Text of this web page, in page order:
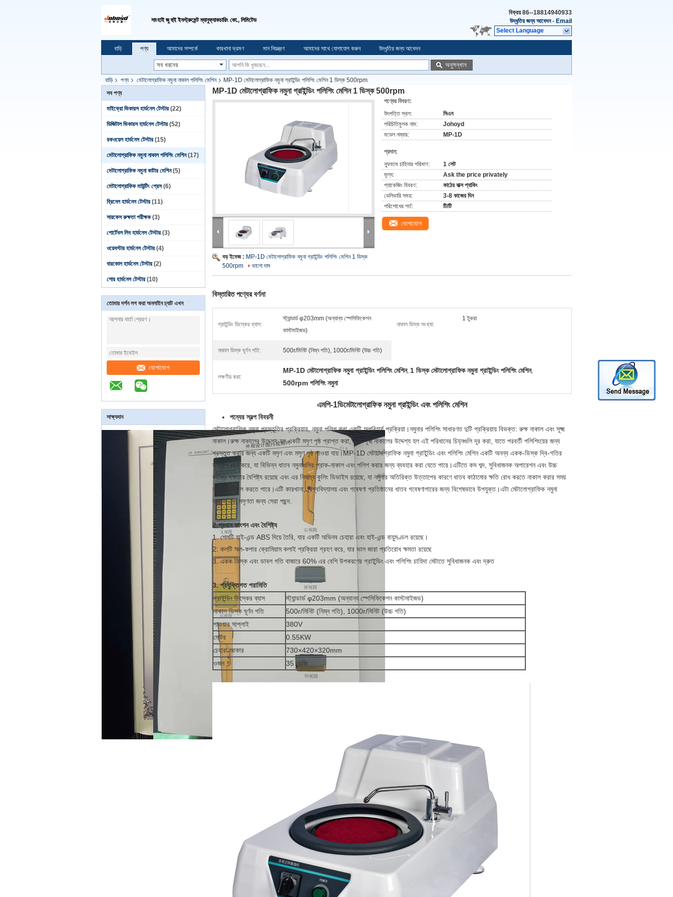
সাংহাই জু হুই ইনস্ট্রুমেন্ট ম্যানুফ্যাকচারিং কো., লিমিটেড
বিক্রয়86--18814940933
উদ্ধৃতির জন্য আবেদন- Email
Select Language
বাড়ি পণ্য আমাদের সম্পর্কে কারখানা ভ্রমণ মান নিয়ন্ত্রণ আমাদের সাথে যোগাযোগ করুন উদ্ধৃতির জন্য আবেদন
অনুসন্ধান
বাড়ি পণ্য মেটালোগ্রাফিক নমুনা নাকাল পলিশিং মেশিন
MP-1D মেটালোগ্রাফিক নমুনা গ্রাইন্ডিং পলিশিং মেশিন 1 ডিস্ক 500rpm
সব পণ্য
মাইক্রো ভিকারস হার্ডনেস টেস্টার (22)
ডিজিটাল ভিকারস হার্ডনেস টেস্টার (52)
রকওয়েল হার্ডনেস টেস্টার (15)
মেটালোগ্রাফিক নমুনা নাকাল পলিশিং মেশিন (17)
মেটালোগ্রাফিক নমুনা কাটার মেশিন (5)
মেটালোগ্রাফিক মাউন্টিং প্রেস (6)
ব্রিনেল হার্ডনেস টেস্টার (11)
সারফেস রুক্ষতা পরীক্ষক (3)
পোর্টেবল লিব হার্ডনেস টেস্টার (3)
ওয়েবস্টার হার্ডনেস টেস্টার (4)
বারকোল হার্ডনেস টেস্টার (2)
শোর হার্ডনেস টেস্টার (10)
তোমার দর্শন লগ করা অনলাইন চ্যাট এখন
যোগাযোগ
সাক্ষ্যদান
MP-1D মেটালোগ্রাফিক নমুনা গ্রাইন্ডিং পলিশিং মেশিন 1 ডিস্ক 500rpm
বড় ইমেজ : MP-1D মেটালোগ্রাফিক নমুনা গ্রাইন্ডিং পলিশিং মেশিন 1 ডিস্ক
500rpm
ভালো দাম
পণ্যের বিবরণ:
উৎপত্তি স্থল:
সিএন
পরিচিতিমুলক নাম:
Johoyd
মডেল নম্বার:
MP-1D
প্রদান:
ন্যূনতম চাহিদার পরিমাণ:
1 সেট
মূল্য:
Ask the price privately
প্যাকেজিং বিবরণ:
কাঠের বাক্স প্যাকিং
ডেলিভারি সময়:
3-8 কাজের দিন
পরিশোধের শর্ত:
টি/টি
যোগাযোগ
বিস্তারিত পণ্যের বর্ণনা
গ্রাইন্ডিং ডিস্কের ব্যাস:
স্ট্যান্ডার্ড φ203mm (অন্যান্য স্পেসিফিকেশন
কাস্টমাইজড)
নাকাল ডিস্ক সংখ্যা:
1 টুকরা
নাকাল ডিস্ক ঘূর্ণন গতি: 500r/মিনিট (নিম্ন গতি), 1000r/মিনিট (উচ্চ গতি)
লক্ষণীয় করা:
MP-1D মেটালোগ্রাফিক নমুনা গ্রাইন্ডিং পলিশিং মেশিন, 1 ডিস্ক মেটালোগ্রাফিক নমুনা গ্রাইন্ডিং পলিশিং মেশিন,
500rpm পলিশিং নমুনা
এমপি-1ডিমেটালোগ্রাফিক নমুনা গ্রাইন্ডিং এবং পলিশিং মেশিন
পন্যের স্বল্প বিবরনী
মেটালোগ্রাফিক নমুনা প্রস্তুতির প্রক্রিয়ায়, নমুনা পলিশ করা একটি অপরিহার্য প্রক্রিয়া।নমুনার পলিশিং সাধারণত দুটি প্রক্রিয়ায় বিভক্ত: রুক্ষ নাকাল এবং সূক্ষ্ম
নাকাল।রুক্ষ নাকালের উদ্দেশ্য হল একটি মসৃণ পৃষ্ঠ প্রাপ্ত করা, এবং সূক্ষ্ম নাকালের উদ্দেশ্য হল এই পরিধানের চিহ্নগুলি দূর করা, যাতে পরবর্তী পলিশিংয়ের জন্য
প্রস্তুত করার জন্য একটি মসৃণ এবং মসৃণ পৃষ্ঠ পাওয়া যায়।MP-1D মেটালোগ্রাফিক নমুনা গ্রাইন্ডিং এবং পলিশিং মেশিন একটি অনন্য একক-ডিস্ক দ্বি-গতির
নকশা গ্রহণ করে, যা বিভিন্ন ধাতব নমুনাগুলির প্রাক-নাকাল এবং পলিশ করার জন্য ব্যবহার করা যেতে পারে।এটিতে কম শব্দ, সুবিধাজনক অপারেশন এবং উচ্চ
কাজের দক্ষতার বৈশিষ্ট্য রয়েছে এবং এর নিজস্ব কুলিং ডিভাইস রয়েছে, যা নমুনার অতিরিক্ত উত্তাপের কারণে ধাতব কাঠামোর ক্ষতি রোধ করতে নাকাল করার সময়
নমুনাকে শীতল করতে পারে।এটি কারখানা, বিশ্ববিদ্যালয় এবং গবেষণা প্রতিষ্ঠানের ধাতব গবেষণাগারের জন্য বিশেষভাবে উপযুক্ত।এটা মেটালোগ্রাফিক নমুনা
নাকাল এবং মসৃণতা জন্য সেরা পছন্দ.
2.প্রধান ফাংশন এবং বৈশিষ্ট্য
1. শেলটি হাই-এন্ড ABS দিয়ে তৈরি, যার একটি অভিনব চেহারা এবং হাই-এন্ড বায়ুমণ্ডল রয়েছে।
2. কলটি অল-কপার ক্রোমিয়াম কলাই প্রক্রিয়া গ্রহণ করে, যার ভাল জারা প্রতিরোধ ক্ষমতা রয়েছে
3. একক ডিস্ক এবং ডাবল গতি বাজারে 60% এর বেশি উপকরণের গ্রাইন্ডিং এবং পলিশিং চাহিদা মেটাতে সুবিধাজনক এবং দ্রুত
3.প্রযুক্তিগত পরামিতি
গ্রাইন্ডিং ডিস্কের ব্যাস
স্ট্যান্ডার্ড φ203mm (অন্যান্য স্পেসিফিকেশন কাস্টমাইজড)
নাকাল ডিস্ক ঘূর্ণন গতি
500r/মিনিট (নিম্ন গতি), 1000r/মিনিট (উচ্চ গতি)
পাওয়ার সাপ্লাই
380V
মোটর
0.55KW
চেহারা আকার
730×420×320mm
ওজন
35 কেজি